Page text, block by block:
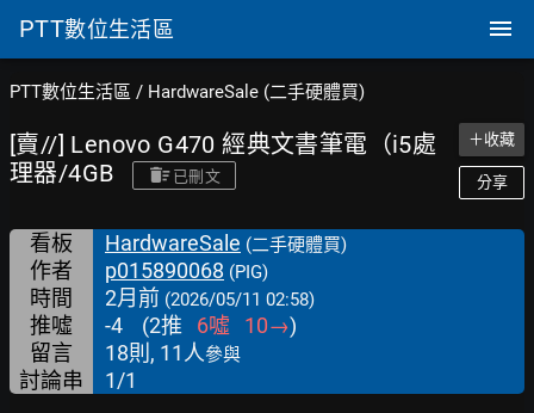
PTT數位生活區
PTT數位生活區 / HardwareSale (二手硬體買)
[賣//] Lenovo G470 經典文書筆電（i5處
理器/4GB
已刪文
＋收藏
分享
看板 HardwareSale (二手硬體買)
作者 p015890068 (PIG)
時間 2月前 (2026/05/11 02:58)
推噓 -4 (2推 6噓 10→)
留言
18則, 11人參與
討論串 1/1